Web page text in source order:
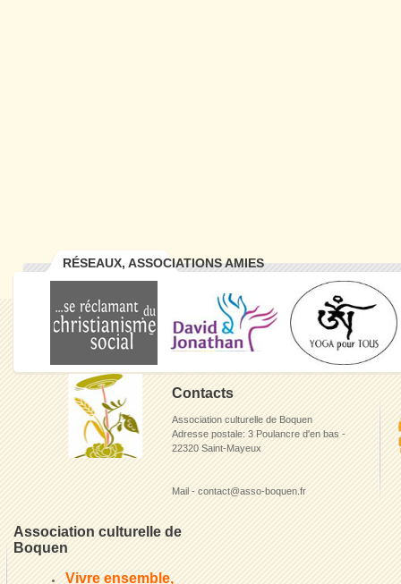
RÉSEAUX, ASSOCIATIONS AMIES
Contacts
Association culturelle de Boquen
Adresse postale: 3 Poulancre d'en bas -
22320 Saint-Mayeux
Mail - contact@asso-boquen.fr
Association culturelle de
Boquen
Vivre ensemble,